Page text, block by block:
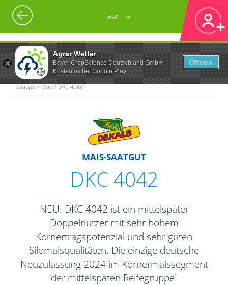
Agrar Wetter
Bayer CropScience Deutschland GmbH
Kostenlos bei Google Play
Öffnen
A-Z
Saatgut / Mais / DKC 4042
MAIS-SAATGUT
DKC 4042
NEU: DKC 4042 ist ein mittelspäter
Doppelnutzer mit sehr hohem
Kornertragspotenzial und sehr guten
Silomaisqualitäten. Die einzige deutsche
Neuzulassung 2024 im Körnermaissegment
der mittelspäten Reifegruppe!